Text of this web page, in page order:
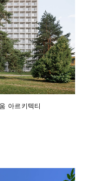
아르키텍티